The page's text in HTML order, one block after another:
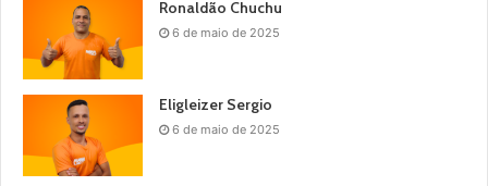
Ronaldão Chuchu
6 de maio de 2025
Eligleizer Sergio
6 de maio de 2025